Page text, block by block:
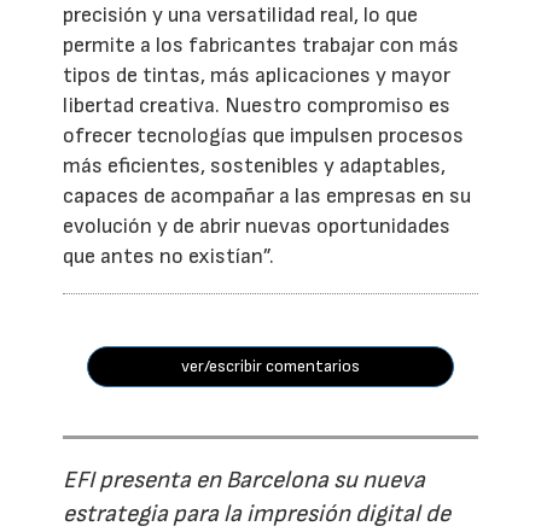
precisión y una versatilidad real, lo que
permite a los fabricantes trabajar con más
tipos de tintas, más aplicaciones y mayor
libertad creativa. Nuestro compromiso es
ofrecer tecnologías que impulsen procesos
más eficientes, sostenibles y adaptables,
capaces de acompañar a las empresas en su
evolución y de abrir nuevas oportunidades
que antes no existían”.
ver/escribir comentarios
EFI presenta en Barcelona su nueva
estrategia para la impresión digital de